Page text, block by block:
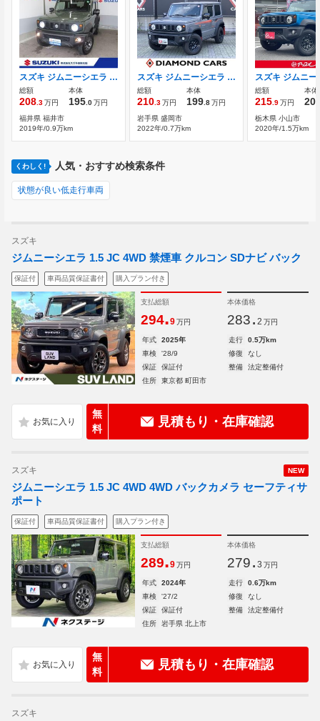
スズキ ジムニーシエラ 1.5 JC 4WD カーナビ/バックアイカメラ
総額
208.3万円
本体
195.0万円
福井県 福井市
2019年/0.9万km
スズキ ジムニーシエラ 1.5 JL 4WD 5速マニュアル 当社下取 LSD
総額
210.3万円
本体
199.8万円
岩手県 盛岡市
2022年/0.7万km
総額
215.9万円
本体
栃木県 小山市
2020年/1.5万km
くわしく! 人気・おすすめ検索条件
状態が良い低走行車両
スズキ
ジムニーシエラ 1.5 JC 4WD 禁煙車 クルコン SDナビ バック
保証付 車両品質保証書付 購入プラン付き
支払総額
294.9 万円
本体価格
283. 2 万円
年式 2025年 走行
0.5万km
車検
'28/9 修復
なし
保証
保証付 整備
法定整備付
住所
東京都 町田市
無
料
見積もり・在庫確認
NEW
スズキ
ジムニーシエラ 1.5 JC 4WD 4WD バックカメラ セーフティサ
ポート
保証付 車両品質保証書付 購入プラン付き
支払総額
289.9 万円
本体価格
279. 3 万円
年式 2024年 走行
0.6万km
車検
'27/2 修復
なし
保証
保証付 整備
法定整備付
住所
岩手県 北上市
無
料
見積もり・在庫確認
スズキ